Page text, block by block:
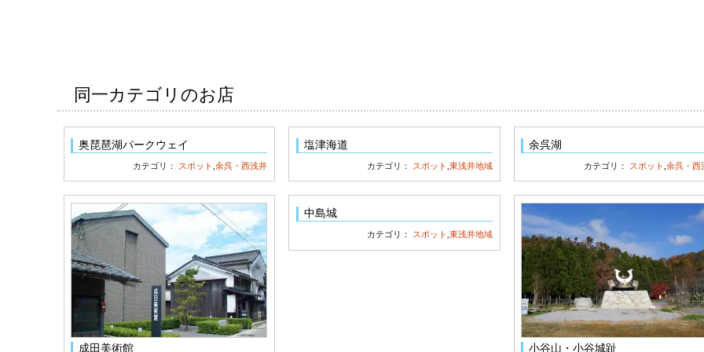
同一カテゴリのお店
奥琵琶湖パークウェイ
カテゴリ： スポット ,余呉・西浅井
塩津海道
カテゴリ： スポット ,東浅井地域
余呉湖
カテゴリ： スポット 余呉・西
成田美術館
中島城
カテゴリ： スポット ,東浅井地域
小谷山・小谷城趾